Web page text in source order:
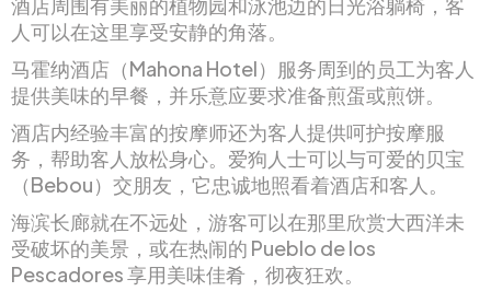
人可以在这里享受安静的角落。
马霍纳酒店（Mahona Hotel）服务周到的员工为客人
提供美味的早餐，并乐意应要求准备煎蛋或煎饼。
酒店内经验丰富的按摩师还为客人提供呵护按摩服
务，帮助客人放松身心。爱狗人士可以与可爱的贝宝
（Bebou）交朋友，它忠诚地照看着酒店和客人。
海滨长廊就在不远处，游客可以在那里欣赏大西洋未
受破坏的美景，或在热闹的 Pueblo de los
Pescadores 享用美味佳肴，彻夜狂欢。